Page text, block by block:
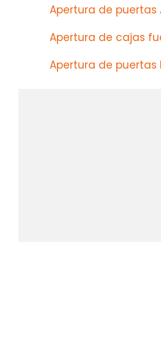
Apertura de puertas
Apertura de cajas
Apertura de puertas